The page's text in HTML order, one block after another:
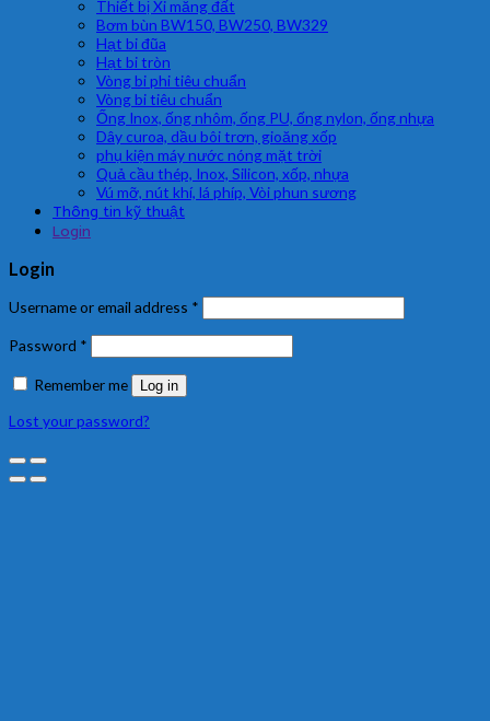
Thiết bị Xi măng đất
Bơm bùn BW150, BW250, BW329
Hạt bi đũa
Hạt bi tròn
Vòng bi phi tiêu chuẩn
Vòng bi tiêu chuẩn
Ống Inox, ống nhôm, ống PU, ống nylon, ống nhựa
Dây curoa, dầu bôi trơn, gioăng xốp
phụ kiện máy nước nóng mặt trời
Quả cầu thép, Inox, Silicon, xốp, nhựa
Vú mỡ, nút khí, lá phíp, Vòi phun sương
Thông tin kỹ thuật
Login
Login
Username or email address *
Password *
Remember me Log in
Lost your password?